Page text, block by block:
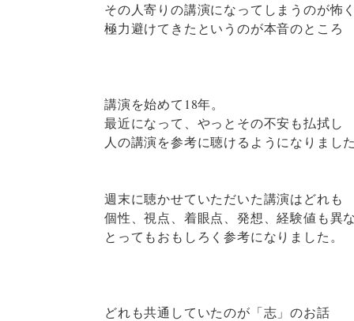
その人寄りの講演になってしまうのが怖
極力避けてきたというのが本音のところ
講演を始めて18年。
最近になって、やっとその不安も払拭し
人の講演を参考に聴けるようになりました
週末に聴かせていただいた講演はどれも
個性、視点、着眼点、発想、経験値も異
とってもおもしろく参考になりました。
どれも共通していたのが「志」のお話